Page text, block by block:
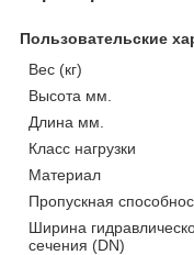
Пользовательские
Вес (кг)
Высота мм.
Длина мм.
Класс нагрузки
Материал
Пропускная
Ширина
сечения (DN)